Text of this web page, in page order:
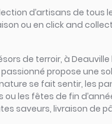
d’artisans de
ou en click and
de terroir, à
propose une
se fait sentir, les
les fêtes de fin
saveurs, livraison de